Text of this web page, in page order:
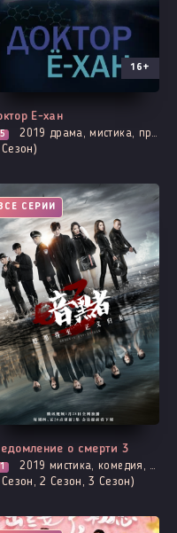
16+
Ё-хан
2019 драма, мистика, про врачей и медицину, трагическое прошлое, адаптация новел, повседневность, романтика
СЕРИИ
о смерти 3
2019 мистика, комедия, убийство, расследование, смерть
2 Сезон, 3 Сезон)